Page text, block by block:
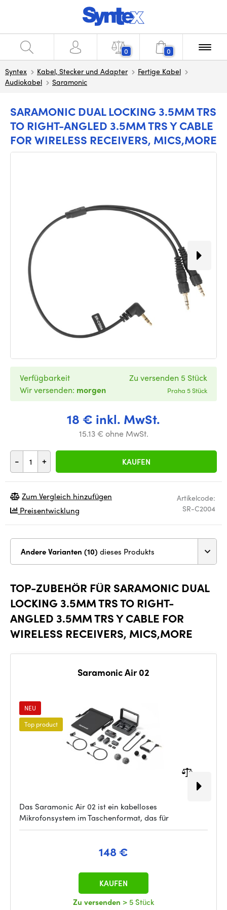
0 0
Syntex Kabel, Stecker und Adapter
Fertige Kabel
Audiokabel
Saramonic
SARAMONIC DUAL LOCKING 3.5MM TRS
TO RIGHT-ANGLED 3.5MM TRS Y CABLE
FOR WIRELESS RECEIVERS, MICS,MORE
18 € inkl. MwSt.
15.13 € ohne MwSt.
- + KAUFEN
Verfügbarkeit
Wir versenden: morgen
Zu versenden 5 Stück
Praha 5 Stück
Artikelcode:
SR-C2004
Zum Vergleich hinzufügen
Preisentwicklung
Andere Varianten (10) dieses Produkts
TOP-ZUBEHÖR FÜR SARAMONIC DUAL
LOCKING 3.5MM TRS TO RIGHT-
ANGLED 3.5MM TRS Y CABLE FOR
WIRELESS RECEIVERS, MICS,MORE
Saramonic Air 02
NEU
Top product
Das Saramonic Air 02 ist ein kabelloses
Mikrofonsystem im Taschenformat, das für
148 €
Zu versenden > 5 Stück
KAUFEN